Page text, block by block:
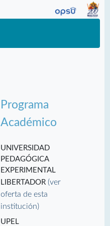
Programa
Académico
UNIVERSIDAD
PEDAGÓGICA
EXPERIMENTAL
LIBERTADOR(ver
oferta de esta
institución)
UPEL